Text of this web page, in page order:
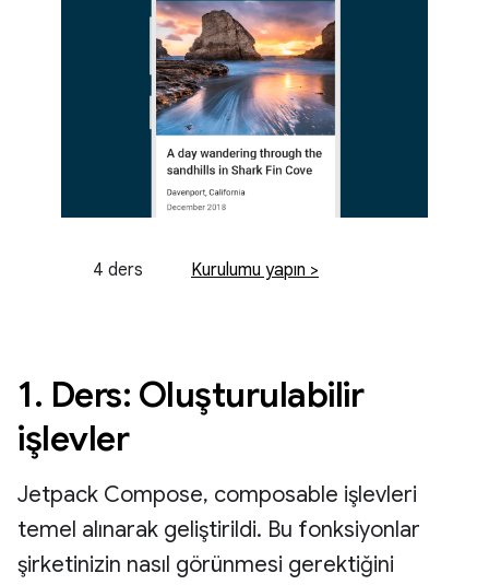
4 ders Kurulumu yapın >
1. Ders: Oluşturulabilir
işlevler
Jetpack Compose, composable işlevleri
temel alınarak geliştirildi. Bu fonksiyonlar
şirketinizin nasıl görünmesi gerektiğini